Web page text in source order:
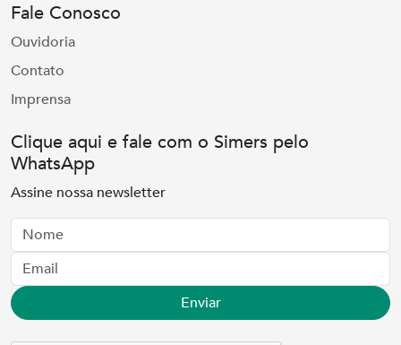
Fale Conosco
Ouvidoria
Contato
Imprensa
Clique aqui e fale com o Simers pelo
WhatsApp
Assine nossa newsletter
Nome
Email
Enviar